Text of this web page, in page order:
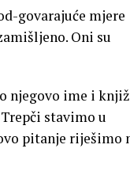
govarajuće mjere
Oni su
njegovo ime i
stavimo u
pitanje riješimo